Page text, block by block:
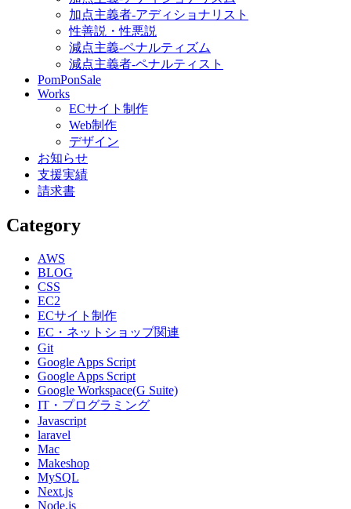
加点主義者-アディショナリスト
性善説・性悪説
減点主義-ペナルティズム
減点主義者-ペナルティスト
PomPonSale
Works
ECサイト制作
Web制作
デザイン
お知らせ
支援実績
請求書
Category
AWS
BLOG
CSS
EC2
ECサイト制作
EC・ネットショップ関連
Git
Google Apps Script
Google Apps Script
Google Workspace(G Suite)
IT・プログラミング
Javascript
laravel
Mac
Makeshop
MySQL
Next.js
Node.js